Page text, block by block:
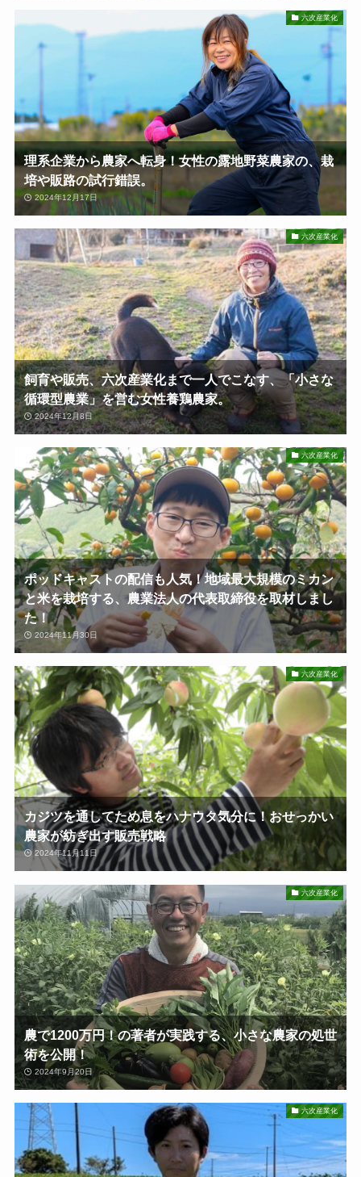
六次産業化
理系企業から農家へ転身！女性の露地野菜農家の、栽
培や販路の試行錯誤。
2024年12月17日
六次産業化
飼育や販売、六次産業化まで一人でこなす、「小さな
循環型農業」を営む女性養鶏農家。
2024年12月8日
六次産業化
ポッドキャストの配信も人気！地域最大規模のミカン
と米を栽培する、農業法人の代表取締役を取材しまし
た！
2024年11月30日
六次産業化
カジツを通してため息をハナウタ気分に！おせっかい
農家が紡ぎ出す販売戦略
2024年11月11日
六次産業化
農で1200万円！の著者が実践する、小さな農家の処世
術を公開！
2024年9月20日
六次産業化